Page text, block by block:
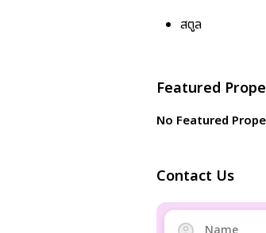
สตูล
Featured
No Featured
Contact Us